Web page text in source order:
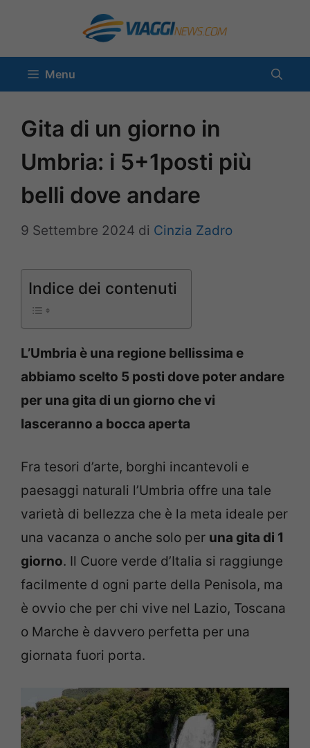
contenuto
Menu
Gita di un giorno in
Umbria: i 5+1posti più
belli dove andare
9 Settembre 2024 di Cinzia Zadro
Indice dei contenuti
L’Umbria è una regione bellissima e
abbiamo scelto 5 posti dove poter andare
per una gita di un giorno che vi
lasceranno a bocca aperta
Fra tesori d’arte, borghi incantevoli e
paesaggi naturali l’Umbria offre una tale
varietà di bellezza che è la meta ideale per
una vacanza o anche solo per una gita di 1
giorno. Il Cuore verde d’Italia si raggiunge
facilmente d ogni parte della Penisola, ma
è ovvio che per chi vive nel Lazio, Toscana
o Marche è davvero perfetta per una
giornata fuori porta.